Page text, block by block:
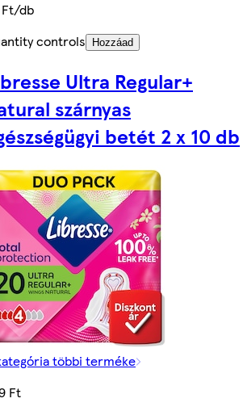
db
controls
Hozzáad
Ultra Regular+
szárnyas
betét 2 x 10 db
többi terméke
Ft